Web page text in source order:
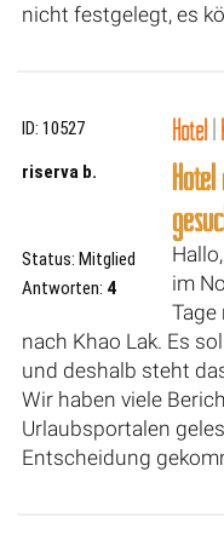
nicht festgelegt, es
ID: 10527 Hotel|
riserva b.
Status: Mitglied
Antworten: 4
im
Tage
nach Khao Lak. Es
und deshalb steht
Wir haben viele
Urlaubsportalen
Entscheidung